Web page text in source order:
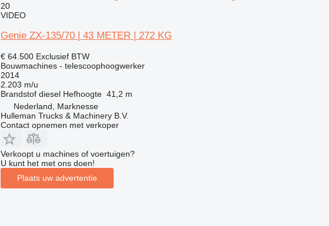
20
VIDEO
Genie ZX-135/70 | 43 METER | 272 KG
€ 64.500 Exclusief BTW
Bouwmachines - telescoophoogwerker
2014
2.203 m/u
Brandstof diesel Hefhoogte 41,2 m
Nederland, Marknesse
Hulleman Trucks & Machinery B.V.
Contact opnemen met verkoper
Verkoopt u machines of voertuigen?
U kunt het met ons doen!
Plaats uw advertentie